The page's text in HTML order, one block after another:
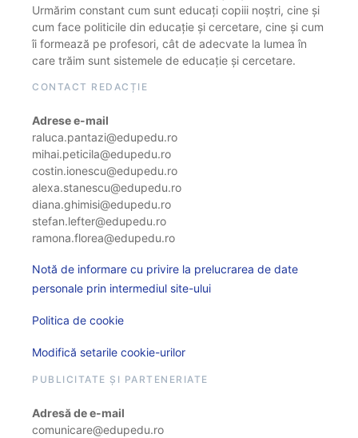
Urmărim constant cum sunt educați copiii noștri, cine și
cum face politicile din educație și cercetare, cine și cum
îi formează pe profesori, cât de adecvate la lumea în
care trăim sunt sistemele de educație și cercetare.
CONTACT REDACȚIE
Adrese e-mail
raluca.pantazi@edupedu.ro
mihai.peticila@edupedu.ro
costin.ionescu@edupedu.ro
alexa.stanescu@edupedu.ro
diana.ghimisi@edupedu.ro
stefan.lefter@edupedu.ro
ramona.florea@edupedu.ro
Notă de informare cu privire la prelucrarea de date
personale prin intermediul site-ului
Politica de cookie
Modifică setarile cookie-urilor
PUBLICITATE ȘI PARTENERIATE
Adresă de e-mail
comunicare@edupedu.ro